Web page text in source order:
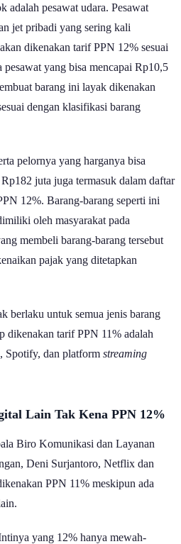
adalah pesawat udara. Pesawat
jet pribadi yang sering kali
dikenakan tarif PPN 12% sesuai
yang bisa mencapai Rp10,5
barang ini layak dikenakan
dengan klasifikasi barang
pelornya yang harganya bisa
juta juga termasuk dalam daftar
12%. Barang-barang seperti ini
oleh masyarakat pada
membeli barang-barang tersebut
pajak yang ditetapkan
berlaku untuk semua jenis barang
dikenakan tarif PPN 11% adalah
Spotify, dan platform streaming
Lain Tak Kena PPN 12%
Biro Komunikasi dan Layanan
Deni Surjantoro, Netflix dan
PPN 11% meskipun ada
yang 12% hanya mewah-